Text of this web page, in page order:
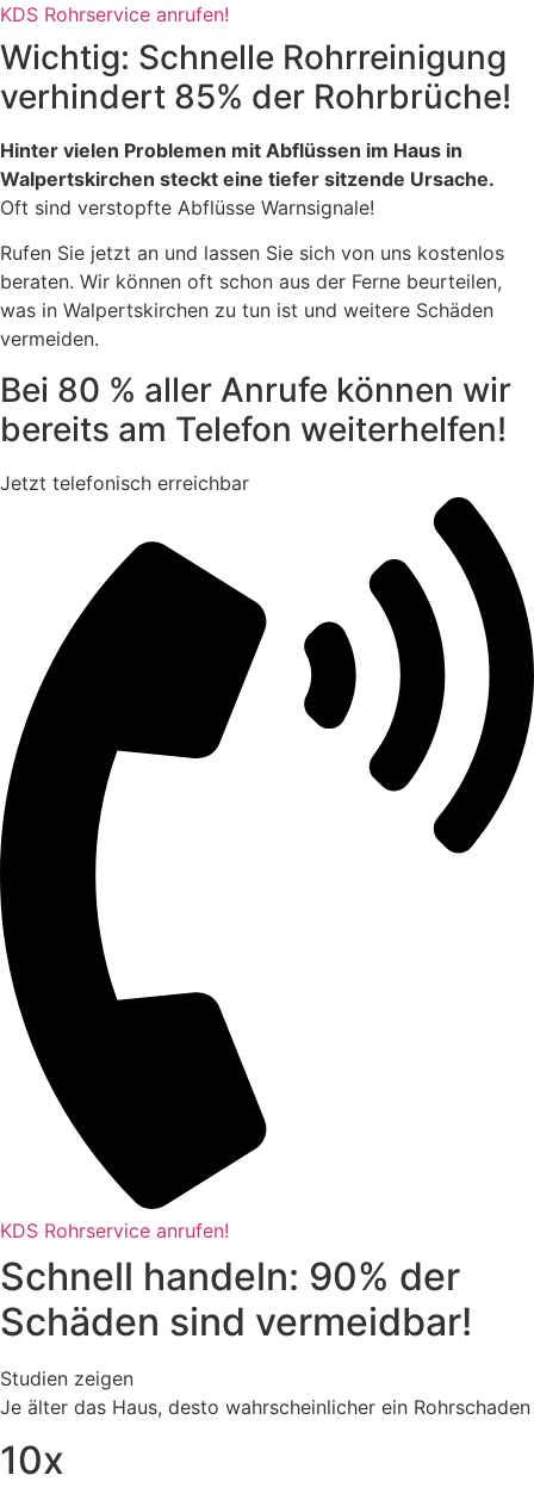
KDS Rohrservice anrufen!
Wichtig: Schnelle Rohrreinigung
verhindert 85% der Rohrbrüche!
Hinter vielen Problemen mit Abflüssen im Haus in
Walpertskirchen steckt eine tiefer sitzende Ursache.
Oft sind verstopfte Abflüsse Warnsignale!
Rufen Sie jetzt an und lassen Sie sich von uns kostenlos
beraten. Wir können oft schon aus der Ferne beurteilen,
was in Walpertskirchen zu tun ist und weitere Schäden
vermeiden.
Bei 80 % aller Anrufe können wir
bereits am Telefon weiterhelfen!
Jetzt telefonisch erreichbar
KDS Rohrservice anrufen!
Schnell handeln: 90% der
Schäden sind vermeidbar!
Studien zeigen
Je älter das Haus, desto wahrscheinlicher ein Rohrschaden
10x